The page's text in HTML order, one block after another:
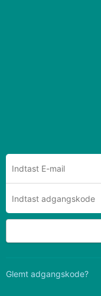
Glemt adgangskode?